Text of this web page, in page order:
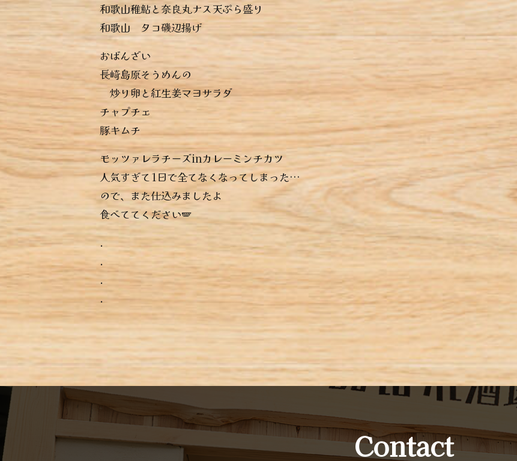
︎和歌山稚鮎と奈良丸ナス天ぷら盛り
︎和歌山 タコ磯辺揚げ
おばんざい
︎長崎島原そうめんの
炒り卵と紅生姜マヨサラダ
︎チャプチェ
︎豚キムチ
モッツァレラチーズinカレーミンチカツ
人気すぎて1日で全てなくなってしまった…
ので、また仕込みましたよ
食べててください🪽
.
.
.
.
Contact